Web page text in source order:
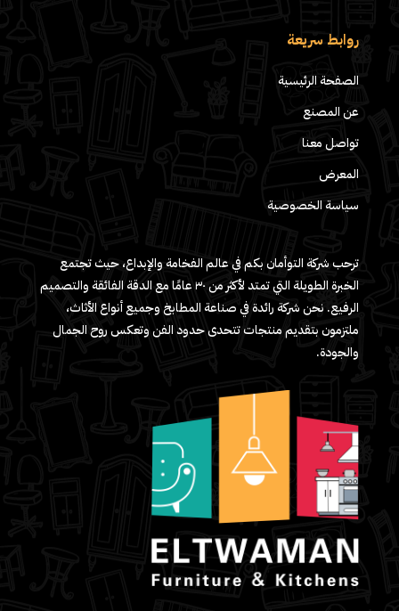
روابط سريعة
الصفحة الرئيسية
عن المصنع
تواصل معنا
المعرض
سياسة الخصوصية
ترحب شركة التوأمان بكم في عالم الفخامة والإبداع، حيث تجتمع
الخبرة الطويلة التي تمتد لأكثر من ٣٠ عامًا مع الدقة الفائقة والتصميم
الرفيع. نحن شركة رائدة في صناعة المطابخ وجميع أنواع الأثاث،
ملتزمون بتقديم منتجات تتحدى حدود الفن وتعكس روح الجمال
والجودة.